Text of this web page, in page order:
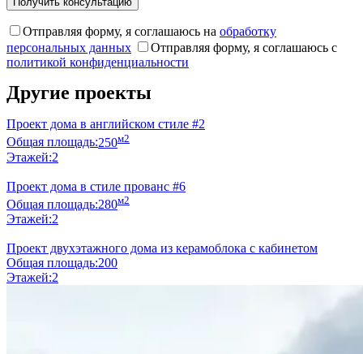
Отправляя форму, я соглашаюсь на обработку
персональных данных
Отправляя форму, я соглашаюсь с
политикой конфиденциальности
Другие проекты
Проект дома в английском стиле #2
Общая площадь:250м2
Этажей:2
Проект дома в стиле прованс #6
Общая площадь:280м2
Этажей:2
Проект двухэтажного дома из керамоблока с кабинетом
Общая площадь:200
Этажей:2